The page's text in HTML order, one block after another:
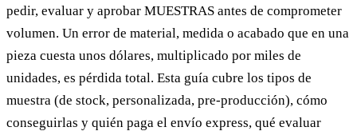
pedir, evaluar y aprobar MUESTRAS antes de comprometer
volumen. Un error de material, medida o acabado que en una
pieza cuesta unos dólares, multiplicado por miles de
unidades, es pérdida total. Esta guía cubre los tipos de
muestra (de stock, personalizada, pre-producción), cómo
conseguirlas y quién paga el envío express, qué evaluar